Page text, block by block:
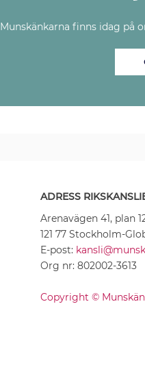
Munskänkarna finns idag på
ADRESS
Arenavägen 41, plan
121 77 Stockholm-
E-post:
Org nr: 802002-3613
Copyright ©